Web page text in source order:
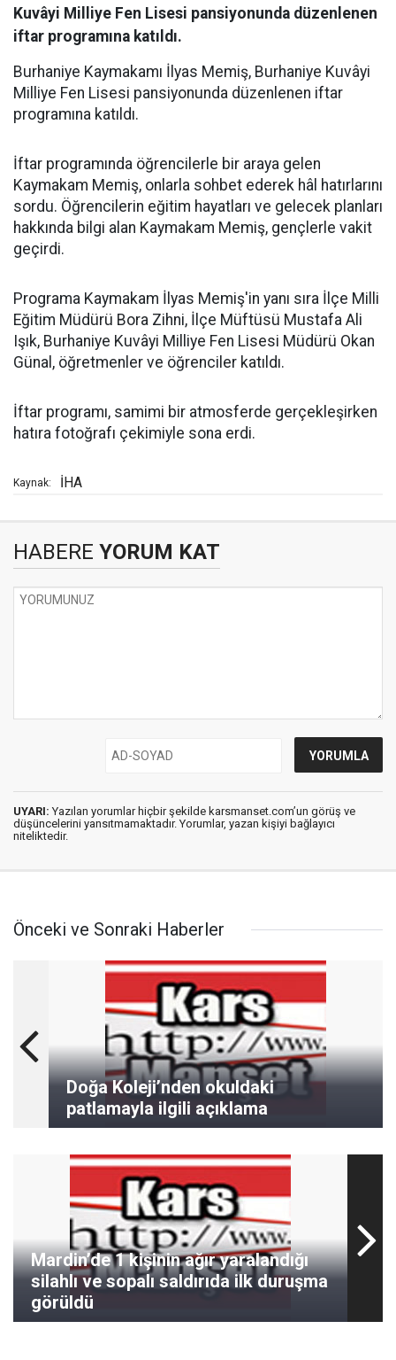
Kuvâyi Milliye Fen Lisesi pansiyonunda düzenlenen
iftar programına katıldı.
Burhaniye Kaymakamı İlyas Memiş, Burhaniye Kuvâyi
Milliye Fen Lisesi pansiyonunda düzenlenen iftar
programına katıldı.
İftar programında öğrencilerle bir araya gelen
Kaymakam Memiş, onlarla sohbet ederek hâl hatırlarını
sordu. Öğrencilerin eğitim hayatları ve gelecek planları
hakkında bilgi alan Kaymakam Memiş, gençlerle vakit
geçirdi.
Programa Kaymakam İlyas Memiş'in yanı sıra İlçe Milli
Eğitim Müdürü Bora Zihni, İlçe Müftüsü Mustafa Ali
Işık, Burhaniye Kuvâyi Milliye Fen Lisesi Müdürü Okan
Günal, öğretmenler ve öğrenciler katıldı.
İftar programı, samimi bir atmosferde gerçekleşirken
hatıra fotoğrafı çekimiyle sona erdi.
Kaynak: İHA
HABERE YORUM KAT
UYARI: Yazılan yorumlar hiçbir şekilde karsmanset.com’un görüş ve
düşüncelerini yansıtmamaktadır. Yorumlar, yazan kişiyi bağlayıcı
niteliktedir.
Önceki ve Sonraki Haberler
Doğa Koleji’nden okuldaki
patlamayla ilgili açıklama
Mardin’de 1 kişinin ağır yaralandığı
silahlı ve sopalı saldırıda ilk duruşma
görüldü